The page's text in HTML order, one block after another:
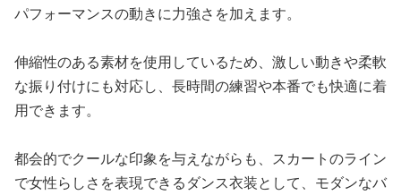
パフォーマンスの動きに力強さを加えます。
伸縮性のある素材を使用しているため、激しい動きや柔軟
な振り付けにも対応し、長時間の練習や本番でも快適に着
用できます。
都会的でクールな印象を与えながらも、スカートのライン
で女性らしさを表現できるダンス衣装として、モダンなバ